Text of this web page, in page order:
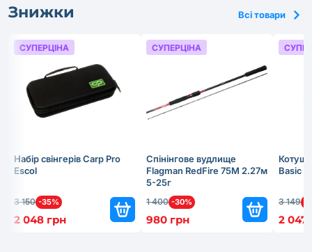
Знижки Всі товари
Набір свінгерів Carp Pro
Escol
3 150 -35%
2 048 грн
СУПЕРЦІНА
Спінінгове вудлище
Flagman RedFire 75M 2.27м
5-25г
1 400 -30%
980 грн
СУПЕРЦІНА
Basic
3 149
2 047